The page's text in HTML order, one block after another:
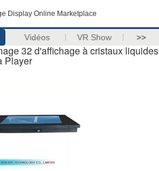
Display Online Marketplace
Vidéos VR Show >>
32 d'affichage à cristaux liquides
Player